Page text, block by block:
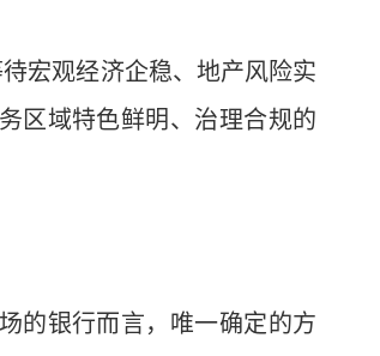
宏观经济企稳、地产风险实
区域特色鲜明、治理合规的
银行而言，唯一确定的方